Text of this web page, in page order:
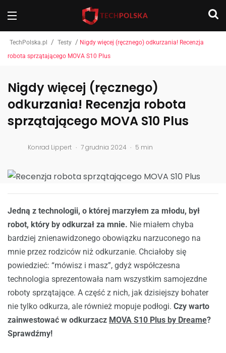
TechPolska.pl / Testy / Nigdy więcej (ręcznego) odkurzania! Recenzja
robota sprzątającego MOVA S10 Plus
Nigdy więcej (ręcznego)
odkurzania! Recenzja robota
sprzątającego MOVA S10 Plus
Konrad Lippert . 7 grudnia 2024 . 5 min
Jedną z technologii, o której marzyłem za młodu, był
robot, który by odkurzał za mnie. Nie miałem chyba
bardziej znienawidzonego obowiązku narzuconego na
mnie przez rodziców niż odkurzanie. Chciałoby się
powiedzieć: “mówisz i masz”, gdyż współczesna
technologia sprezentowała nam wszystkim samojezdne
roboty sprzątające. A część z nich, jak dzisiejszy bohater
nie tylko odkurza, ale również mopuje podłogi. Czy warto
zainwestować w odkurzacz MOVA S10 Plus by Dreame?
Sprawdźmy!